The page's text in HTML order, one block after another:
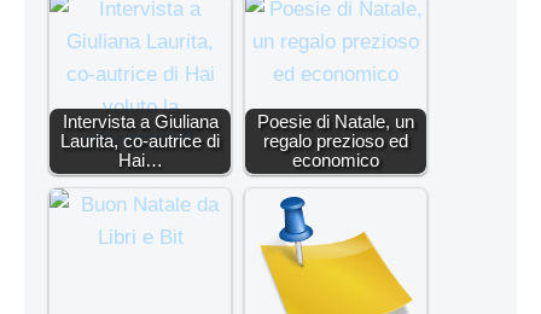
Intervista a Giuliana
Laurita, co-autrice di
Hai…
Poesie di Natale, un
regalo prezioso ed
economico